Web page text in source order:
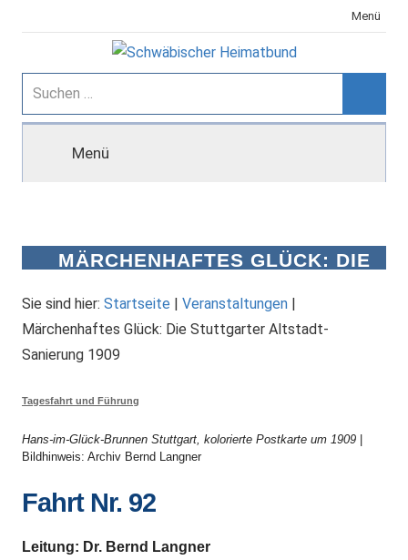
Inhalt
Menü
Schwäbischer
Heimatbund
Suchen
nach:
Menü
MÄRCHENHAFTES GLÜCK: DIE
SANIERUNG 1909
Sie sind hier: Startseite | Veranstaltungen |
Märchenhaftes Glück: Die Stuttgarter Altstadt-
Sanierung 1909
Tagesfahrt und Führung
Hans-im-Glück-Brunnen Stuttgart, kolorierte Postkarte um 1909
Bildhinweis: Archiv Bernd Langner
Fahrt Nr. 92
Leitung: Dr. Bernd Langner